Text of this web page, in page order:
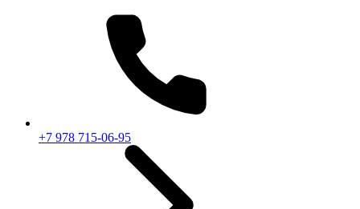
+7 978 715-06-95